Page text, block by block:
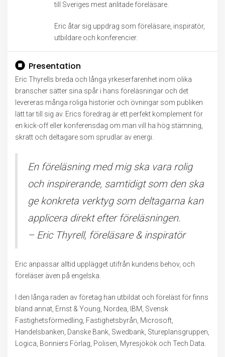
till Sveriges mest anlitade föreläsare.
Eric åtar sig uppdrag som föreläsare, inspiratör,
utbildare och konferencier.
Presentation
Eric Thyrells breda och långa yrkeserfarenhet inom olika
branscher sätter sina spår i hans föreläsningar och det
levereras många roliga historier och övningar som publiken
lätt tar till sig av. Erics föredrag är ett perfekt komplement för
en kick-off eller konferensdag om man vill ha hög stämning,
skratt och deltagare som sprudlar av energi.
En föreläsning med mig ska vara rolig
och inspirerande, samtidigt som den ska
ge konkreta verktyg som deltagarna kan
applicera direkt efter föreläsningen.
– Eric Thyrell, föreläsare & inspiratör
Eric anpassar alltid upplägget utifrån kundens behov, och
föreläser även på engelska.
I den långa raden av företag han utbildat och föreläst för finns
bland annat, Ernst & Young, Nordea, IBM, Svensk
Fastighetsförmedling, Fastighetsbyrån, Microsoft,
Handelsbanken, Danske Bank, Swedbank, Stureplansgruppen,
Logica, Bonniers Förlag, Polisen, Myresjökök och Tech Data.